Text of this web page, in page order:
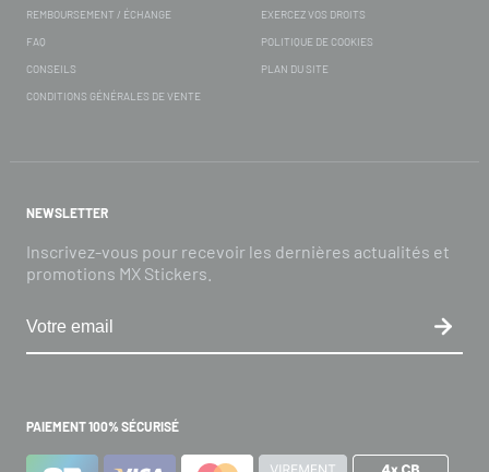
REMBOURSEMENT / ÉCHANGE
FAQ
CONSEILS
CONDITIONS GÉNÉRALES DE VENTE
EXERCEZ VOS DROITS
POLITIQUE DE COOKIES
PLAN DU SITE
NEWSLETTER
Inscrivez-vous pour recevoir les dernières actualités et
promotions MX Stickers.
PAIEMENT 100% SÉCURISÉ